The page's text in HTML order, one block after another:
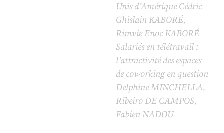
Unis d’Amérique Cédric
Ghislain KABORÉ,
Rimvie Enoc KABORÉ
Salariés en télétravail :
l’attractivité des espaces
de coworking en question
Delphine MINCHELLA,
Ribeiro DE CAMPOS,
Fabien NADOU